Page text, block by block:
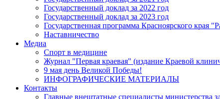
Государственный доклад за 2022 год
Государственный доклад за 2023 год
Государственная программа Красноярского края
Наставничество
Медиа
Спорт в медицине
Журнал "Первая краевая" (издание Краевой
9 мая день Великой Победы!
ИНФОГРАФИЧЕСКИЕ МАТЕРИАЛЫ
Контакты
Главные внештатные специалисты министерства